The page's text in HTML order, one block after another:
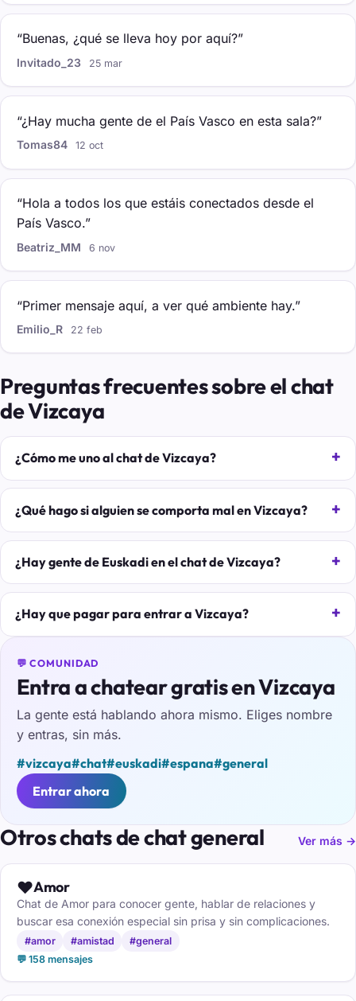
“Buenas, ¿qué se lleva hoy por aquí?”
Invitado_23 25 mar
“¿Hay mucha gente de el País Vasco en esta sala?”
Tomas84 12 oct
“Hola a todos los que estáis conectados desde el
País Vasco.”
Beatriz_MM 6 nov
“Primer mensaje aquí, a ver qué ambiente hay.”
Emilio_R 22 feb
Preguntas frecuentes sobre el chat
de Vizcaya
¿Cómo me uno al chat de Vizcaya?
¿Qué hago si alguien se comporta mal en Vizcaya?
¿Hay gente de Euskadi en el chat de Vizcaya?
¿Hay que pagar para entrar a Vizcaya?
💬 COMUNIDAD
Entra a chatear gratis en Vizcaya
La gente está hablando ahora mismo. Eliges nombre
y entras, sin más.
#vizcaya#chat#euskadi#espana#general
Entrar ahora
Otros chats de chat general Ver más →
❤️Amor
Chat de Amor para conocer gente, hablar de relaciones y
buscar esa conexión especial sin prisa y sin complicaciones.
#amor #amistad
#general
💬 158 mensajes